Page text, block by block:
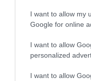
I want to allow my
Google for online
I want to allow
personalized
I want to allow
Axente Vanessa